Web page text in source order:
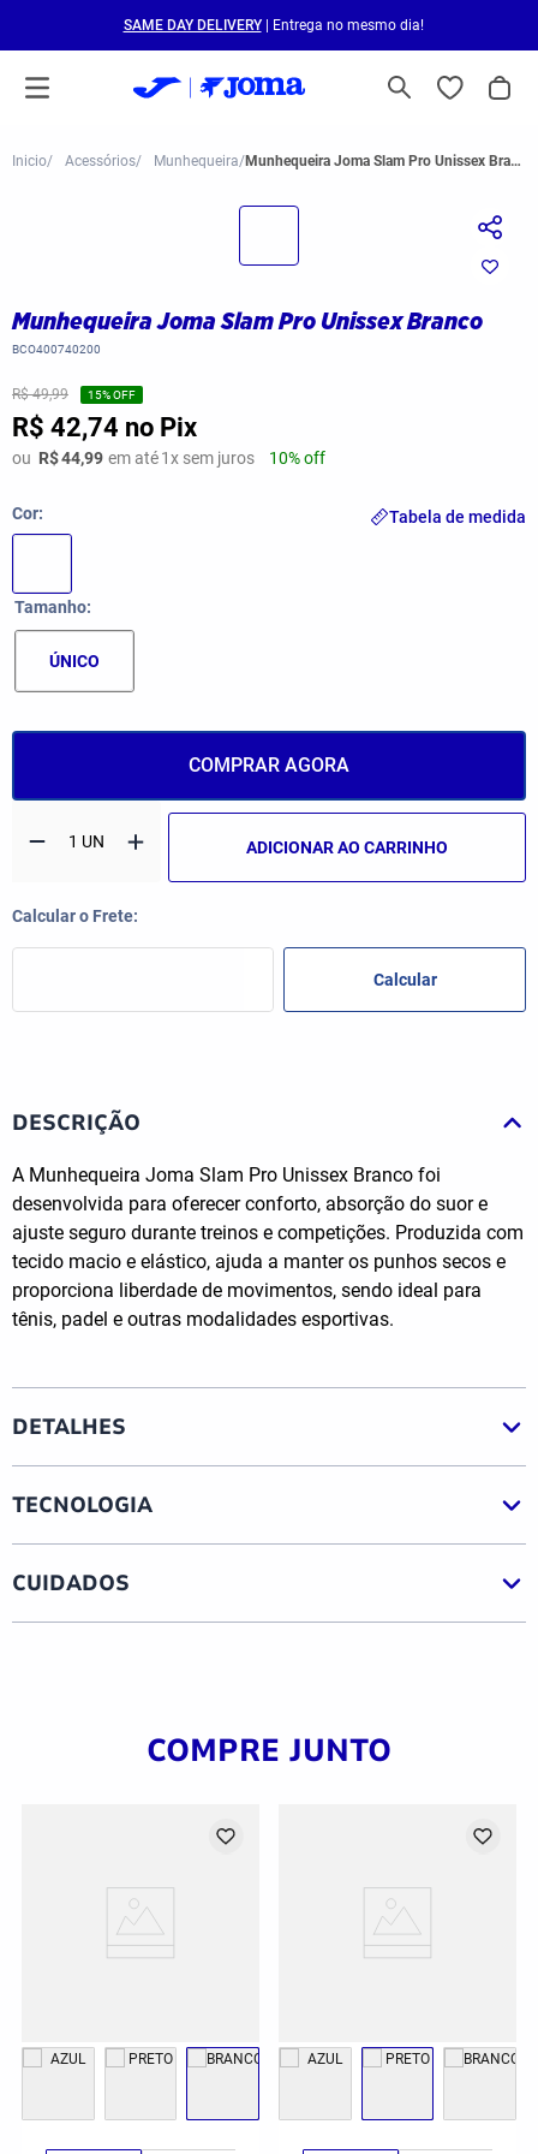
SAME DAY DELIVERY| Entrega no mesmo dia!
Acessórios Munhequeira Munhequeira Joma Slam Pro Unissex Branco
Munhequeira Joma Slam Pro Unissex Branco
BCO400740200
R$ 49,99 15% OFF
R$ 42,74 no Pix
ou R$44,99 em até1x sem juros 10% off
Cor
Tamanho
ÚNICO
Tabela de medida
COMPRAR AGORA
ADICIONAR AO CARRINHO
DESCRIÇÃO
A Munhequeira Joma Slam Pro Unissex Branco foi
desenvolvida para oferecer conforto, absorção do suor e
ajuste seguro durante treinos e competições. Produzida com
tecido macio e elástico, ajuda a manter os punhos secos e
proporciona liberdade de movimentos, sendo ideal para
tênis, padel e outras modalidades esportivas.
DETALHES
TECNOLOGIA
CUIDADOS
COMPRE JUNTO
G GG 2GG/3G